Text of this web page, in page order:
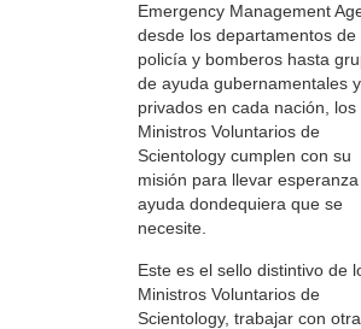
Emergency Management
desde los departamentos de
policía y bomberos hasta
de ayuda gubernamentales y
privados en cada nación, los
Ministros Voluntarios de
Scientology cumplen con su
misión para llevar
ayuda dondequiera que se
necesite.
Este es el sello distintivo de
Ministros Voluntarios de
Scientology, trabajar con